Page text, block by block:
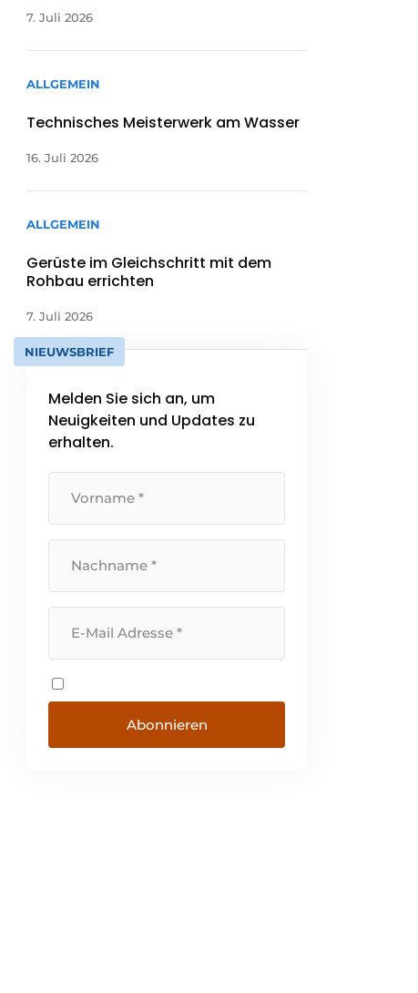
7. Juli 2026
ALLGEMEIN
Technisches Meisterwerk am Wasser
16. Juli 2026
ALLGEMEIN
Gerüste im Gleichschritt mit dem
Rohbau errichten
7. Juli 2026
NIEUWSBRIEF
Melden Sie sich an, um
Neuigkeiten und Updates zu
erhalten.